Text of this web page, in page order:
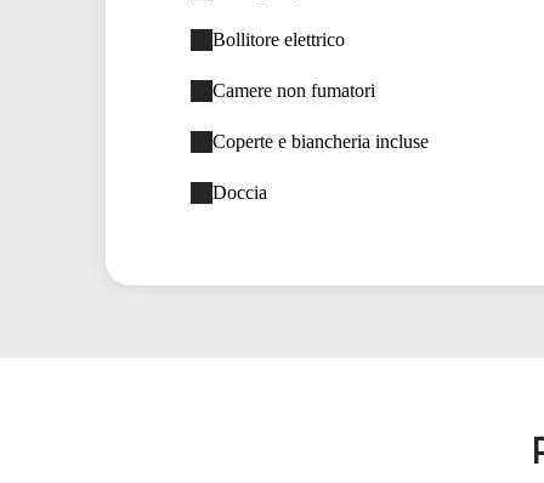
Bollitore elettrico
Camere non fumatori
Coperte e biancheria incluse
Doccia